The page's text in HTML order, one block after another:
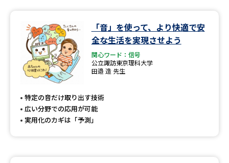
「音」を使って、より快適で安
全な生活を実現させよう
関心ワード：信号
公立諏訪東京理科大学
田邉 造 先生
特定の音だけ取り出す技術
広い分野での応用が可能
実用化のカギは「予測」